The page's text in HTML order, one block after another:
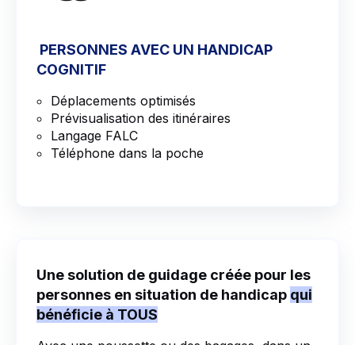
PERSONNES AVEC UN HANDICAP
COGNITIF
Déplacements optimisés
Prévisualisation des itinéraires
Langage FALC
Téléphone dans la poche
Une solution de guidage créée pour les
personnes en situation de handicap qui
bénéficie à TOUS